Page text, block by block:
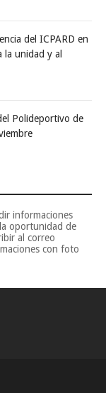
del ICPARD en
la unidad y al
Polideportivo de
informaciones
oportunidad de
al correo
con foto